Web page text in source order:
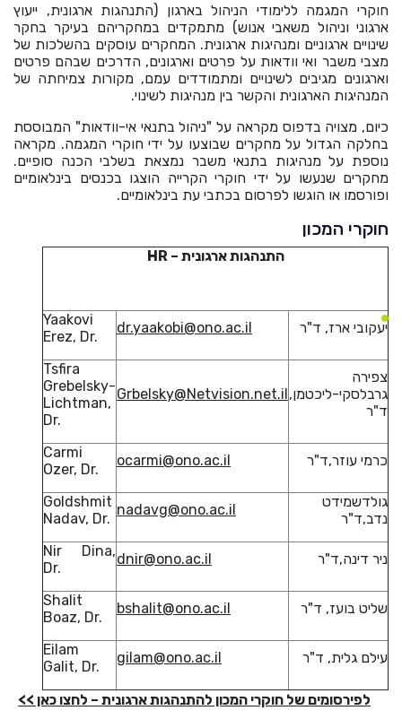
He
English
בואו נדבר
חוקרי המגמה ללימודי הניהול בארגון (התנהגות ארגונית, ייעוץ
ארגוני וניהול משאבי אנוש) מתמקדים במחקריהם בעיקר בחקר
שינויים ארגוניים ומנהיגות ארגונית. המחקרים עוסקים בהשלכות של
מצבי משבר ואי וודאות על פרטים וארגונים, הדרכים שבהם פרטים
וארגונים מגיבים לשינויים ומתמודדים עמם, מקורות צמיחתה של
המנהיגות הארגונית והקשר בין מנהיגות לשינוי.
כיום, מצויה בדפוס מקראה על "ניהול בתנאי אי-וודאות" המבוססת
בחלקה הגדול על מחקרים שבוצעו על ידי חוקרי המגמה. מקראה
נוספת על מנהיגות בתנאי משבר נמצאת בשלבי הכנה סופיים.
מחקרים שנעשו על ידי חוקרי הקרייה הוצגו בכנסים בינלאומיים
ופורסמו או הוגשו לפרסום בכתבי עת בינלאומיים.
חוקרי המכון
התנהגות ארגונית –HR
יעקובי ארז, ד"ר dr.yaakobi@ono.ac.il
Yaakovi
Erez, Dr.
צפירה
גרבלסקי-ליכטמן,
ד"ר
Grbelsky@Netvision.net.il
Tsfira
Grebelsky-
Lichtman,
Dr.
כרמי עוזר,ד"ר ocarmi@ono.ac.il
Carmi
Ozer, Dr.
גולדשמידט
נדב,ד"ר
nadavg@ono.ac.il
Goldshmit
Nadav, Dr.
ניר דינה,ד"ר dnir@ono.ac.il
Nir Dina,
Dr.
שליט בועז, ד"ר bshalit@ono.ac.il
Shalit
Boaz, Dr.
עילם גלית, ד"ר gilam@ono.ac.il
Eilam
Galit, Dr.
לפירסומים של חוקרי המכון להתנהגות ארגונית – לחצו כאן >>